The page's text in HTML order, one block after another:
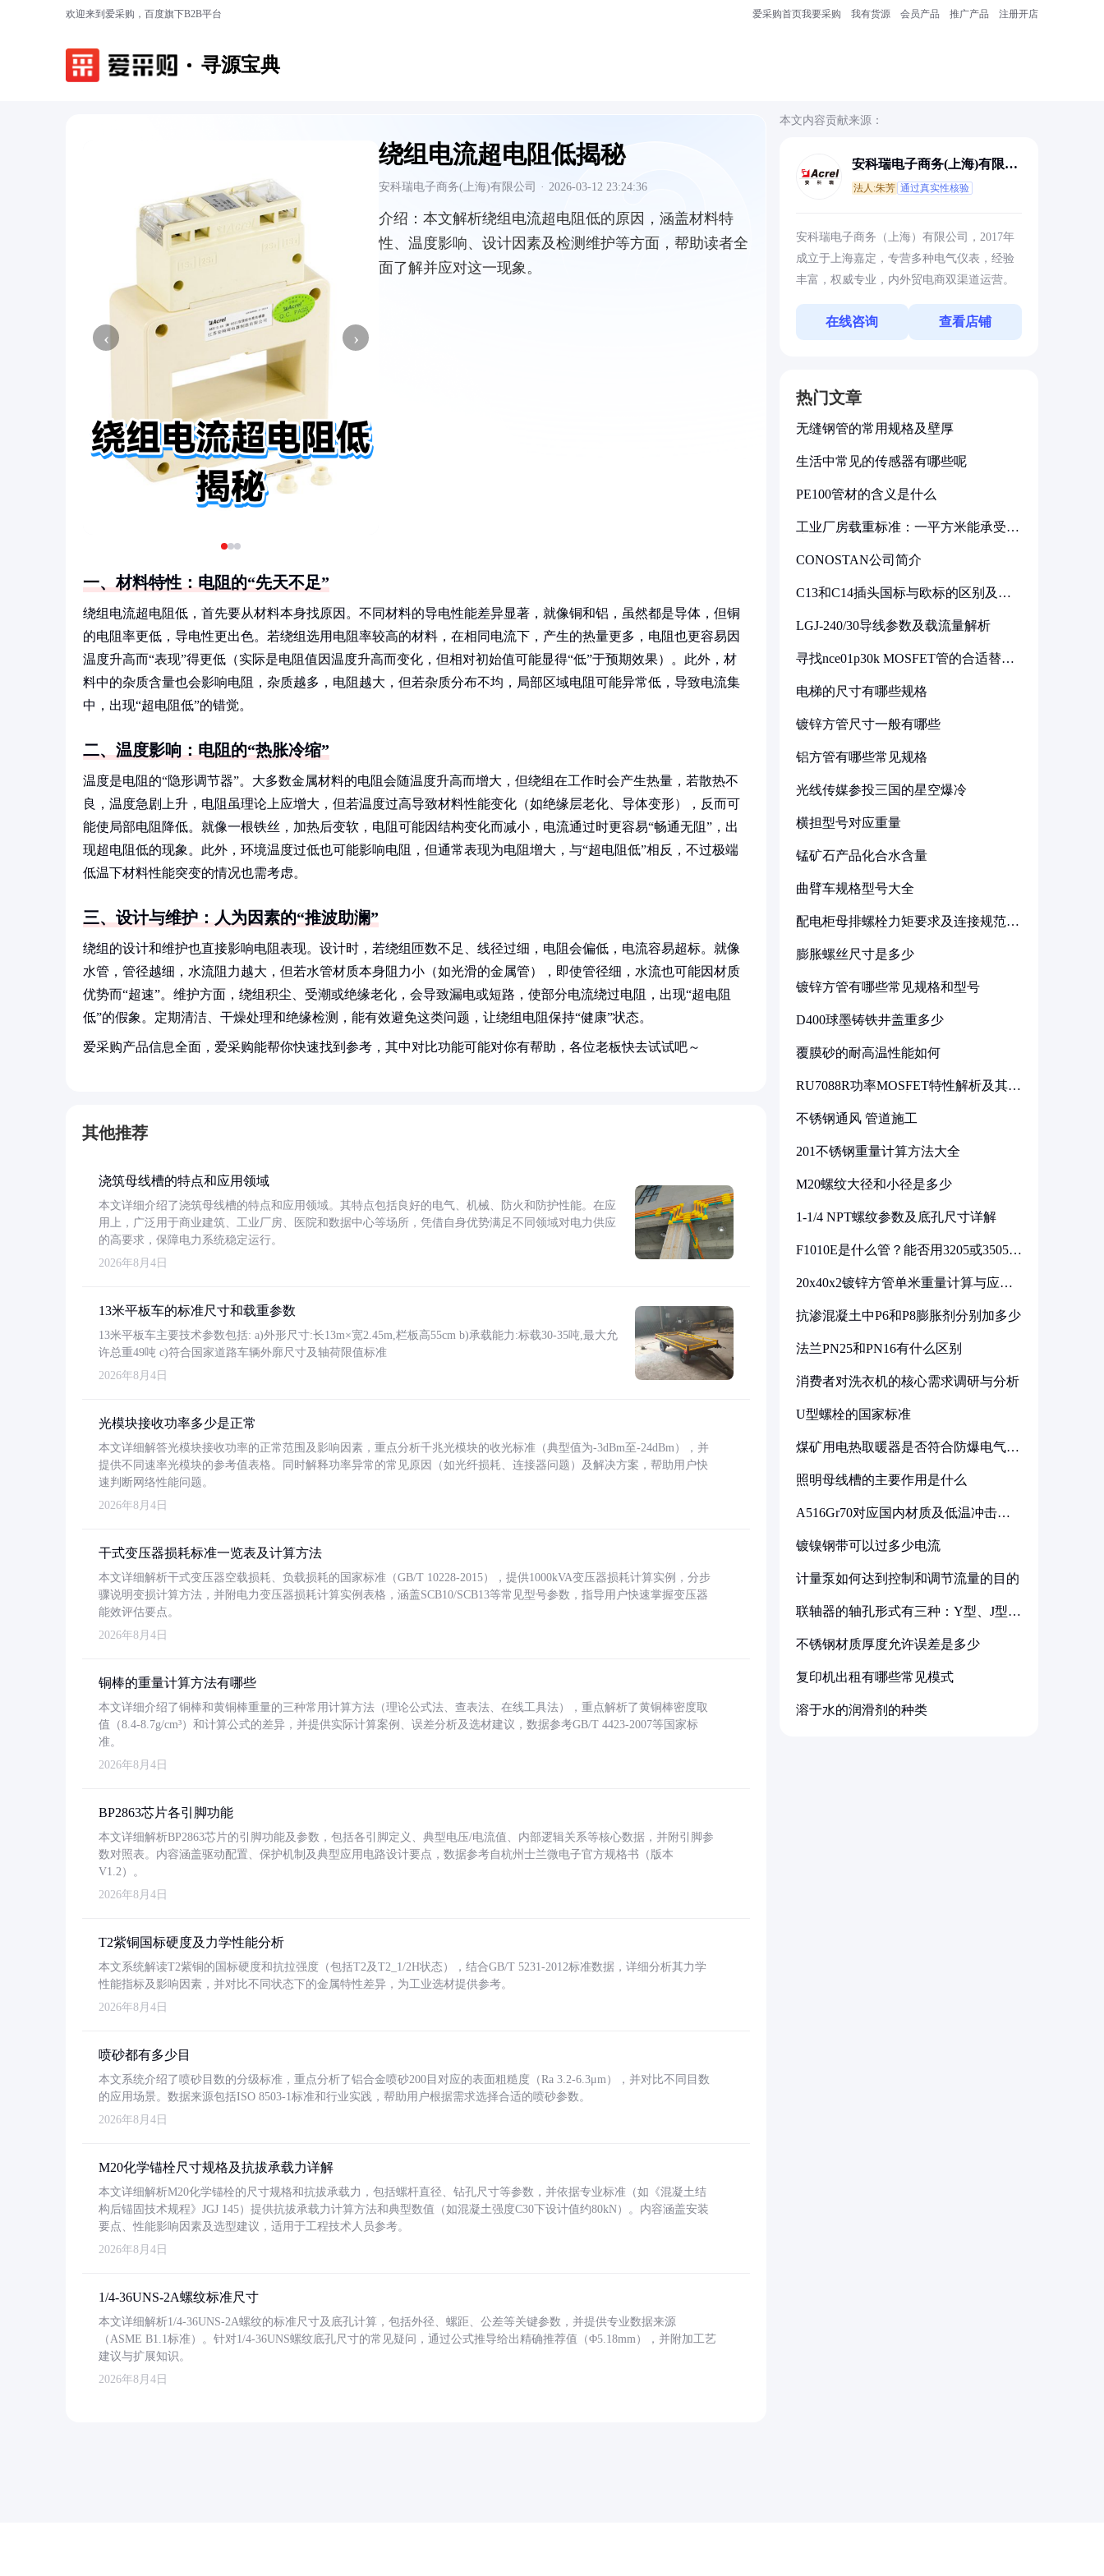
欢迎来到爱采购，百度旗下B2B平台 爱采购首页我要采购 我有货源 会员产品 推广产品 注册开店
寻源宝典
‹ ›
绕组电流超电阻低揭秘
安科瑞电子商务(上海)有限公司 · 2026-03-12 23:24:36
介绍： 本文解析绕组电流超电阻低的原因，涵盖材料特
性、温度影响、设计因素及检测维护等方面，帮助读者全
面了解并应对这一现象。
一、材料特性：电阻的“先天不足”
绕组电流超电阻低，首先要从材料本身找原因。不同材料的导电性能差异显著，就像铜和铝，虽然都是导体，但铜
的电阻率更低，导电性更出色。若绕组选用电阻率较高的材料，在相同电流下，产生的热量更多，电阻也更容易因
温度升高而“表现”得更低（实际是电阻值因温度升高而变化，但相对初始值可能显得“低”于预期效果）。此外，材
料中的杂质含量也会影响电阻，杂质越多，电阻越大，但若杂质分布不均，局部区域电阻可能异常低，导致电流集
中，出现“超电阻低”的错觉。
二、温度影响：电阻的“热胀冷缩”
温度是电阻的“隐形调节器”。大多数金属材料的电阻会随温度升高而增大，但绕组在工作时会产生热量，若散热不
良，温度急剧上升，电阻虽理论上应增大，但若温度过高导致材料性能变化（如绝缘层老化、导体变形），反而可
能使局部电阻降低。就像一根铁丝，加热后变软，电阻可能因结构变化而减小，电流通过时更容易“畅通无阻”，出
现超电阻低的现象。此外，环境温度过低也可能影响电阻，但通常表现为电阻增大，与“超电阻低”相反，不过极端
低温下材料性能突变的情况也需考虑。
三、设计与维护：人为因素的“推波助澜”
绕组的设计和维护也直接影响电阻表现。设计时，若绕组匝数不足、线径过细，电阻会偏低，电流容易超标。就像
水管，管径越细，水流阻力越大，但若水管材质本身阻力小（如光滑的金属管），即使管径细，水流也可能因材质
优势而“超速”。维护方面，绕组积尘、受潮或绝缘老化，会导致漏电或短路，使部分电流绕过电阻，出现“超电阻
低”的假象。定期清洁、干燥处理和绝缘检测，能有效避免这类问题，让绕组电阻保持“健康”状态。
爱采购产品信息全面，爱采购能帮你快速找到参考，其中对比功能可能对你有帮助，各位老板快去试试吧～
其他推荐
浇筑母线槽的特点和应用领域
本文详细介绍了浇筑母线槽的特点和应用领域。其特点包括良好的电气、机械、防火和防护性能。在应
用上，广泛用于商业建筑、工业厂房、医院和数据中心等场所，凭借自身优势满足不同领域对电力供应
的高要求，保障电力系统稳定运行。
2026年8月4日
13米平板车的标准尺寸和载重参数
13米平板车主要技术参数包括: a)外形尺寸:长13m×宽2.45m,栏板高55cm b)承载能力:标载30-35吨,最大允
许总重49吨 c)符合国家道路车辆外廓尺寸及轴荷限值标准
2026年8月4日
光模块接收功率多少是正常
本文详细解答光模块接收功率的正常范围及影响因素，重点分析千兆光模块的收光标准（典型值为-3dBm至-24dBm），并
提供不同速率光模块的参考值表格。同时解释功率异常的常见原因（如光纤损耗、连接器问题）及解决方案，帮助用户快
速判断网络性能问题。
2026年8月4日
干式变压器损耗标准一览表及计算方法
本文详细解析干式变压器空载损耗、负载损耗的国家标准（GB/T 10228-2015），提供1000kVA变压器损耗计算实例，分步
骤说明变损计算方法，并附电力变压器损耗计算实例表格，涵盖SCB10/SCB13等常见型号参数，指导用户快速掌握变压器
能效评估要点。
2026年8月4日
铜棒的重量计算方法有哪些
本文详细介绍了铜棒和黄铜棒重量的三种常用计算方法（理论公式法、查表法、在线工具法），重点解析了黄铜棒密度取
值（8.4-8.7g/cm³）和计算公式的差异，并提供实际计算案例、误差分析及选材建议，数据参考GB/T 4423-2007等国家标
准。
2026年8月4日
BP2863芯片各引脚功能
本文详细解析BP2863芯片的引脚功能及参数，包括各引脚定义、典型电压/电流值、内部逻辑关系等核心数据，并附引脚参
数对照表。内容涵盖驱动配置、保护机制及典型应用电路设计要点，数据参考自杭州士兰微电子官方规格书（版本
V1.2）。
2026年8月4日
T2紫铜国标硬度及力学性能分析
本文系统解读T2紫铜的国标硬度和抗拉强度（包括T2及T2_1/2H状态），结合GB/T 5231-2012标准数据，详细分析其力学
性能指标及影响因素，并对比不同状态下的金属特性差异，为工业选材提供参考。
2026年8月4日
喷砂都有多少目
本文系统介绍了喷砂目数的分级标准，重点分析了铝合金喷砂200目对应的表面粗糙度（Ra 3.2-6.3μm），并对比不同目数
的应用场景。数据来源包括ISO 8503-1标准和行业实践，帮助用户根据需求选择合适的喷砂参数。
2026年8月4日
M20化学锚栓尺寸规格及抗拔承载力详解
本文详细解析M20化学锚栓的尺寸规格和抗拔承载力，包括螺杆直径、钻孔尺寸等参数，并依据专业标准（如《混凝土结
构后锚固技术规程》JGJ 145）提供抗拔承载力计算方法和典型数值（如混凝土强度C30下设计值约80kN）。内容涵盖安装
要点、性能影响因素及选型建议，适用于工程技术人员参考。
2026年8月4日
1/4-36UNS-2A螺纹标准尺寸
本文详细解析1/4-36UNS-2A螺纹的标准尺寸及底孔计算，包括外径、螺距、公差等关键参数，并提供专业数据来源
（ASME B1.1标准）。针对1/4-36UNS螺纹底孔尺寸的常见疑问，通过公式推导给出精确推荐值（Φ5.18mm），并附加工艺
建议与扩展知识。
2026年8月4日
本文内容贡献来源：
安科瑞电子商务(上海)有限公
法人:朱芳 通过真实性核验
安科瑞电子商务（上海）有限公司，2017年
成立于上海嘉定，专营多种电气仪表，经验
丰富，权威专业，内外贸电商双渠道运营。
在线咨询 查看店铺
热门文章
无缝钢管的常用规格及壁厚
生活中常见的传感器有哪些呢
PE100管材的含义是什么
工业厂房载重标准：一平方米能承受多
CONOSTAN公司简介
C13和C14插头国标与欧标的区别及其
LGJ-240/30导线参数及载流量解析
寻找nce01p30k MOSFET管的合适替代
电梯的尺寸有哪些规格
镀锌方管尺寸一般有哪些
铝方管有哪些常见规格
光线传媒参投三国的星空爆冷
横担型号对应重量
锰矿石产品化合水含量
曲臂车规格型号大全
配电柜母排螺栓力矩要求及连接规范详
膨胀螺丝尺寸是多少
镀锌方管有哪些常见规格和型号
D400球墨铸铁井盖重多少
覆膜砂的耐高温性能如何
RU7088R功率MOSFET特性解析及其在
不锈钢通风 管道施工
201不锈钢重量计算方法大全
M20螺纹大径和小径是多少
1-1/4 NPT螺纹参数及底孔尺寸详解
F1010E是什么管？能否用3205或3505代
20x40x2镀锌方管单米重量计算与应用
抗渗混凝土中P6和P8膨胀剂分别加多少
法兰PN25和PN16有什么区别
消费者对洗衣机的核心需求调研与分析
U型螺栓的国家标准
煤矿用电热取暖器是否符合防爆电气设
照明母线槽的主要作用是什么
A516Gr70对应国内材质及低温冲击要
镀镍钢带可以过多少电流
计量泵如何达到控制和调节流量的目的
联轴器的轴孔形式有三种：Y型、J型、
不锈钢材质厚度允许误差是多少
复印机出租有哪些常见模式
溶于水的润滑剂的种类